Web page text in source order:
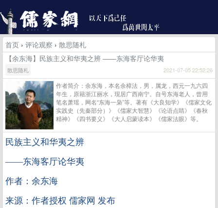
首页 › 评论观察 › 散思随札
【余东海】民族主义和华夷之辨 ——东海客厅论华夷
散思随札 2021-07-05 22:52:26
作者简介：余东海，本名余樟法，男，属龙，西元一九六四
年生，原籍浙江丽水，现居广西南宁。自号东海老人，曾用
笔名萧瑶，网名“东海一枭”等。著有《大良知学》《儒家文化
实践史（先秦部分）》《儒家大智慧》《论语点睛》《春秋
精神》《四书要义》《大人启蒙读本》《儒家法眼》等。
民族主义和华夷之辨
——东海客厅论华夷
作者：余东海
来源：作者授权 儒家网 发布